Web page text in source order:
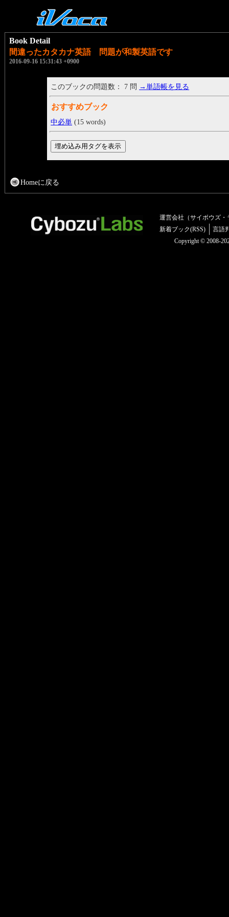
Book Detail
間違ったカタカナ英語 問題が和製英語です
2016-09-16 15:31:43 +0900
このブックの問題数： 7 問 →単語帳を見る
おすすめブック
中必単 (15 words)
Homeに戻る
運営会社（サイボウズ・
新着ブック(RSS)
言語
Copyright © 2008-